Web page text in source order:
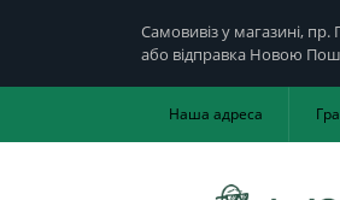
Самовивіз у магазині, пр.
або відправка Новою
Наша адреса